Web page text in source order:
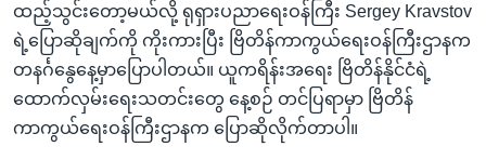
ထည့်သွင်းတော့မယ်လို့ ရုရှားပညာရေးဝန်ကြီး Sergey Kravstov
ရဲ့ပြောဆိုချက်ကို ကိုးကားပြီး ဗြိတိန်ကာကွယ်ရေးဝန်ကြီးဌာနက
တနင်္ဂနွေနေ့မှာပြောပါတယ်။ ယူကရိန်းအရေး ဗြိတိန်နိုင်ငံရဲ့
ထောက်လှမ်းရေးသတင်းတွေ နေ့စဉ် တင်ပြရာမှာ ဗြိတိန်
ကာကွယ်ရေးဝန်ကြီးဌာနက ပြောဆိုလိုက်တာပါ။